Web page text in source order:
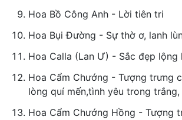
Hoa Bồ Công Anh - Lời tiên tri
Hoa Bụi Đường - Sự thờ ơ, lanh
Hoa Calla (Lan Ư) - Sắc đẹp lộng
Hoa Cẩm Chướng - Tượng trưng
lòng quí mến,tình yêu trong
Hoa Cẩm Chướng Hồng - Tượng